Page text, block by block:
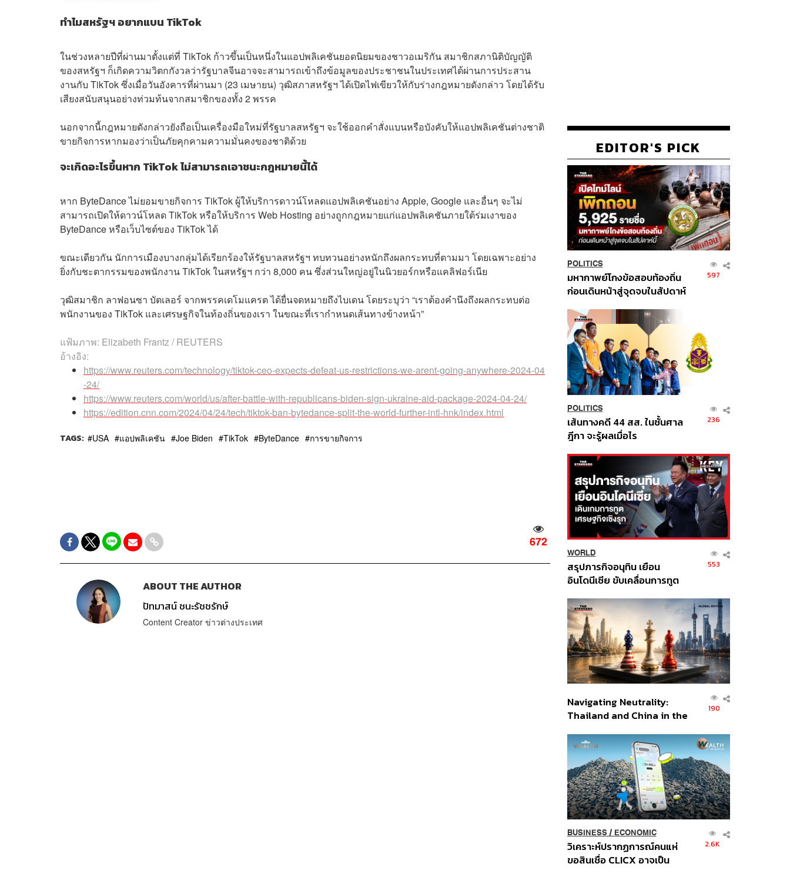
ทำไมสหรัฐฯ อยากแบน TikTok
ในช่วงหลายปีที่ผ่านมาตั้งแต่ที่ TikTok ก้าวขึ้นเป็นหนึ่งในแอปพลิเคชันยอดนิยมของชาวอเมริกัน สมาชิกสภานิติบัญญัติ
ของสหรัฐฯ ก็เกิดความวิตกกังวลว่ารัฐบาลจีนอาจจะสามารถเข้าถึงข้อมูลของประชาชนในประเทศได้ผ่านการประสาน
งานกับ TikTok ซึ่งเมื่อวันอังคารที่ผ่านมา (23 เมษายน) วุฒิสภาสหรัฐฯ ได้เปิดไฟเขียวให้กับร่างกฎหมายดังกล่าว โดยได้รับ
เสียงสนับสนุนอย่างท่วมท้นจากสมาชิกของทั้ง 2 พรรค
นอกจากนี้กฎหมายดังกล่าวยังถือเป็นเครื่องมือใหม่ที่รัฐบาลสหรัฐฯ จะใช้ออกคำสั่งแบนหรือบังคับให้แอปพลิเคชันต่างชาติ
ขายกิจการหากมองว่าเป็นภัยคุกคามความมั่นคงของชาติด้วย
จะเกิดอะไรขึ้นหาก TikTok ไม่สามารถเอาชนะกฎหมายนี้ได้
หาก ByteDance ไม่ยอมขายกิจการ TikTok ผู้ให้บริการดาวน์โหลดแอปพลิเคชันอย่าง Apple, Google และอื่นๆ จะไม่
สามารถเปิดให้ดาวน์โหลด TikTok หรือให้บริการ Web Hosting อย่างถูกกฎหมายแก่แอปพลิเคชันภายใต้ร่มเงาของ
ByteDance หรือเว็บไซต์ของ TikTok ได้
ขณะเดียวกัน นักการเมืองบางกลุ่มได้เรียกร้องให้รัฐบาลสหรัฐฯ ทบทวนอย่างหนักถึงผลกระทบที่ตามมา โดยเฉพาะอย่าง
ยิ่งกับชะตากรรมของพนักงาน TikTok ในสหรัฐฯ กว่า 8,000 คน ซึ่งส่วนใหญ่อยู่ในนิวยอร์กหรือแคลิฟอร์เนีย
วุฒิสมาชิก ลาฟอนซา บัตเลอร์ จากพรรคเดโมแครต ได้ยื่นจดหมายถึงไบเดน โดยระบุว่า “เราต้องคำนึงถึงผลกระทบต่อ
พนักงานของ TikTok และเศรษฐกิจในท้องถิ่นของเรา ในขณะที่เรากำหนดเส้นทางข้างหน้า”
แฟ้มภาพ: Elizabeth Frantz / REUTERS
อ้างอิง:
https://www.reuters.com/technology/tiktok-ceo-expects-defeat-us-restrictions-we-arent-going-anywhere-2024-04
-24/
https://www.reuters.com/world/us/after-battle-with-republicans-biden-sign-ukraine-aid-package-2024-04-24/
https://edition.cnn.com/2024/04/24/tech/tiktok-ban-bytedance-split-the-world-further-intl-hnk/index.html
TAGS: USA แอปพลิเคชัน Joe Biden TikTok ByteDance การขายกิจการ
672
ABOUT THE AUTHOR
ปัทมาสน์ ชนะรัชชรักษ์
Content Creator ข่าวต่างประเทศ
EDITOR'S PICK
POLITICS
มหากาพย์โกงข้อสอบท้องถิ่น
ก่อนเดินหน้าสู่จุดจบในสัปดาห์
597
POLITICS
เส้นทางคดี 44 สส. ในชั้นศาล
ฎีกา จะรู้ผลเมื่อไร
236
WORLD
สรุปภารกิจอนุทิน เยือน
อินโดนีเซีย ขับเคลื่อนการทูต
ส่วนยุทธศาสตร์ไทย –
อินโดนีเซีย
553
Navigating Neutrality:
Thailand and China in the
Order
190
BUSINESS/ ECONOMIC
วิเคราะห์ปรากฏการณ์คนแห่
ขอสินเชื่อ CLICX อาจเป็น
2.6K